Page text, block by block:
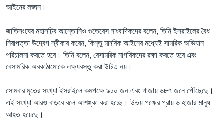
আইনের লঙ্ঘন।
জাতিসংঘের মহাসচিব আন্তোনিও গুতেরেস সাংবাদিকদের বলেন, তিনি ইসরাইলের বৈধ
নিরাপত্তা উদ্বেগ স্বীকার করেন, কিন্তু মানবিক আইনের মধ্যেই সামরিক অভিযান
পরিচালনা করতে হবে। তিনি বলেন, বেসামরিক নাগরিকদের রক্ষা করতে হবে এবং
বেসামরিক অবকাঠামোকে লক্ষ্যবস্তু করা উচিত নয়।
সোমবার মৃতের সংখ্যা ইসরাইলে কমপক্ষে ৯০০ জন এবং গাজায় ৬৮৭ জনে পৌঁছেছে।
এই সংখ্যা আরও বাড়বে বলে আশঙ্কা করা হচ্ছে। উভয় পক্ষের প্রায় ৬ হাজার মানুষ
আহত হয়েছে।